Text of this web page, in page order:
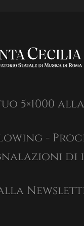
5×1000
-